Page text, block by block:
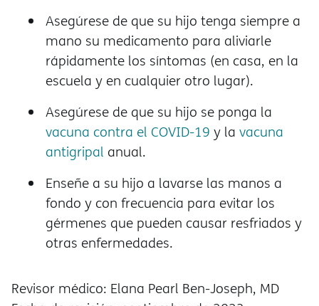
Asegúrese de que su hijo tenga siempre a
mano su medicamento para aliviarle
rápidamente los síntomas (en casa, en la
escuela y en cualquier otro lugar).
Asegúrese de que su hijo se ponga la
vacuna contra el COVID-19 y la vacuna
antigripal anual.
Enseñe a su hijo a lavarse las manos a
fondo y con frecuencia para evitar los
gérmenes que pueden causar resfriados y
otras enfermedades.
Revisor médico: Elana Pearl Ben-Joseph, MD